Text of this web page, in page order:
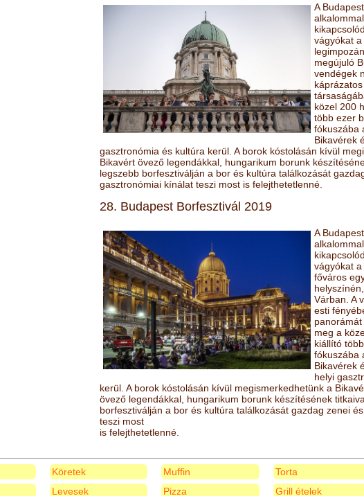
A
vágyókat
megújuló
vendégek
közel 200
több ezer
fókuszába
Bikavérek
gasztronómia és kultúra kerül. A borok kóstolásán kívül
Bikavért övező legendákkal, hungarikum borunk
legszebb borfesztiválján a bor és kultúra találkozását
gasztronómiai kínálat teszi most is felejthetetlenné.
28. Budapest Borfesztivál 2019
A
vágyókat a
főváros
Várban. A
esti
meg a
kiállító
fókuszába
Bikavérek
helyi
kerül. A borok kóstolásán kívül megismerkedhetünk a
övező legendákkal, hungarikum borunk készítésének
borfesztiválján a bor és kultúra találkozását gazdag zenei
teszi most
is felejthetetlenné.
Köretek
Levesek
Muffin
Pizza
Torta
Grill ételek